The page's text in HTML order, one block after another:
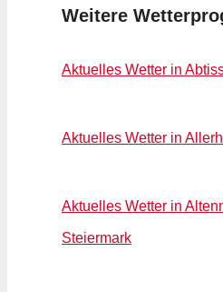
Weitere
Aktuelles Wetter in
Aktuelles Wetter in
Aktuelles Wetter in
Steiermark